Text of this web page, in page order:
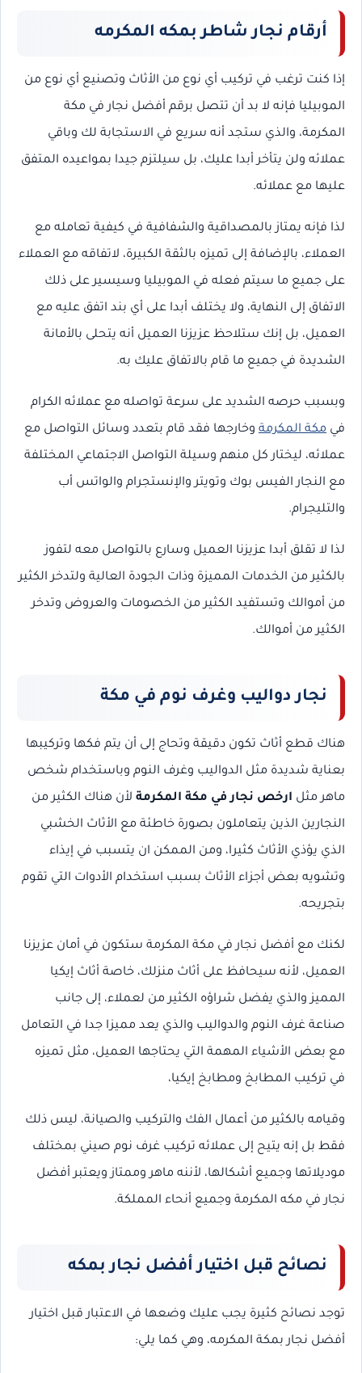
أرقام نجار شاطر بمكه المكرمه
إذا كنت ترغب في تركيب أي نوع من الأثاث وتصنيع أي نوع من
الموبيليا فإنه لا بد أن تتصل برقم أفضل نجار في مكة
المكرمة، والذي ستجد أنه سريع في الاستجابة لك وباقي
عملائه ولن يتأخر أبدا عليك، بل سيلتزم جيدا بمواعيده المتفق
عليها مع عملائه.
لذا فإنه يمتاز بالمصداقية والشفافية في كيفية تعامله مع
العملاء، بالإضافة إلى تميزه بالثقة الكبيرة، لاتفاقه مع العملاء
على جميع ما سيتم فعله في الموبيليا وسيسير على ذلك
الاتفاق إلى النهاية، ولا يختلف أبدا على أي بند اتفق عليه مع
العميل، بل إنك ستلاحظ عزيزنا العميل أنه يتحلى بالأمانة
الشديدة في جميع ما قام بالاتفاق عليك به.
وبسبب حرصه الشديد على سرعة تواصله مع عملائه الكرام
في مكة المكرمة وخارجها فقد قام بتعدد وسائل التواصل مع
عملائه، ليختار كل منهم وسيلة التواصل الاجتماعي المختلفة
مع النجار الفيس بوك وتويتر والإنستجرام والواتس أب
والتليجرام.
لذا لا تقلق أبدا عزيزنا العميل وسارع بالتواصل معه لتفوز
بالكثير من الخدمات المميزة وذات الجودة العالية ولتدخر الكثير
من أموالك وتستفيد الكثير من الخصومات والعروض وتدخر
الكثير من أموالك.
نجار دواليب وغرف نوم في مكة
هناك قطع أثاث تكون دقيقة وتحاج إلى أن يتم فكها وتركيبها
بعناية شديدة مثل الدواليب وغرف النوم وباستخدام شخص
ماهر مثل ارخص نجار في مكة المكرمة لأن هناك الكثير من
النجارين الذين يتعاملون بصورة خاطئة مع الأثاث الخشبي
الذي يؤذي الأثاث كثيرا، ومن الممكن ان يتسبب في إيذاء
وتشويه بعض أجزاء الأثاث بسبب استخدام الأدوات التي تقوم
بتجريحه.
لكنك مع أفضل نجار في مكة المكرمة ستكون في أمان عزيزنا
العميل، لأنه سيحافظ على أثاث منزلك، خاصة أثاث إيكيا
المميز والذي يفضل شراؤه الكثير من لعملاء، إلى جانب
صناعة غرف النوم والدواليب والذي يعد مميزا جدا في التعامل
مع بعض الأشياء المهمة التي يحتاجها العميل، مثل تميزه
في تركيب المطابخ ومطابخ إيكيا،
وقيامه بالكثير من أعمال الفك والتركيب والصيانة، ليس ذلك
فقط بل إنه يتيح إلى عملائه تركيب غرف نوم صيني بمختلف
موديلاتها وجميع أشكالها، لأننه ماهر وممتاز ويعتبر أفضل
نجار في مكه المكرمة وجميع أنحاء المملكة.
نصائح قبل اختيار أفضل نجار بمكه
توجد نصائح كثيرة يجب عليك وضعها في الاعتبار قبل اختيار
أفضل نجار بمكة المكرمه، وهي كما يلي: